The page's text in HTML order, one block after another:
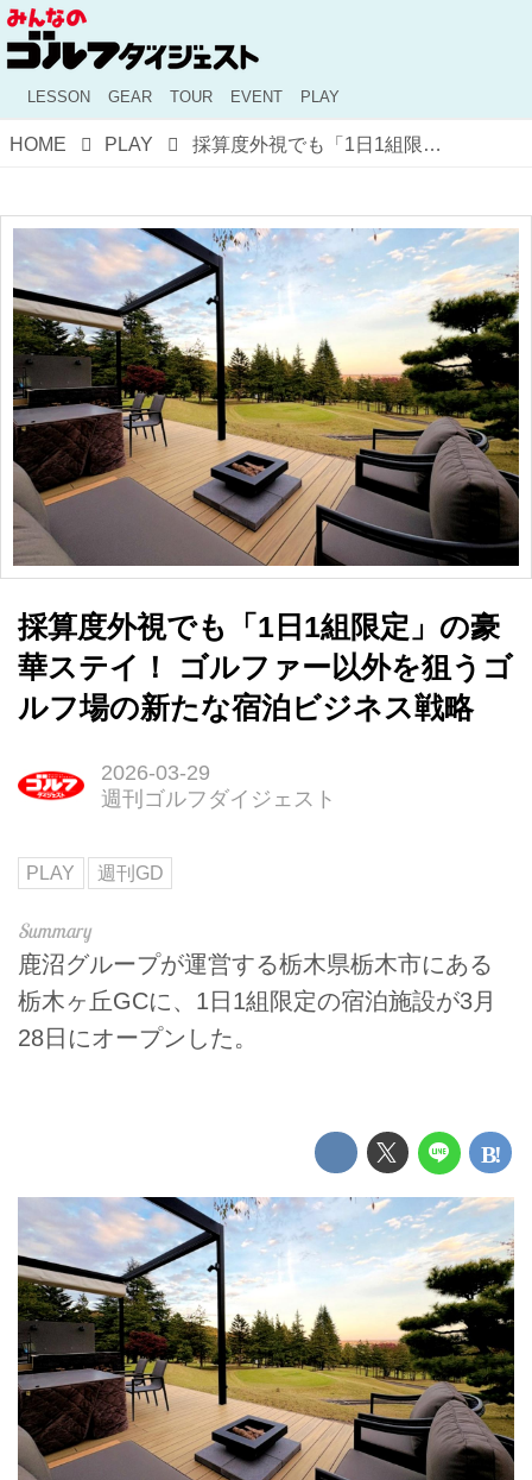
LESSON GEAR TOUR EVENT PLAY
HOME PLAY 採算度外視でも「1日1組限定」の豪華ステイ！ ゴルファー以外を狙うゴルフ場の新たな宿泊ビジネス戦略
採算度外視でも「1日1組限定」の豪
華ステイ！ ゴルファー以外を狙うゴ
ルフ場の新たな宿泊ビジネス戦略
2026-03-29
週刊ゴルフダイジェスト
PLAY 週刊GD
鹿沼グループが運営する栃木県栃木市にある
栃木ヶ丘GCに、1日1組限定の宿泊施設が3月
28日にオープンした。